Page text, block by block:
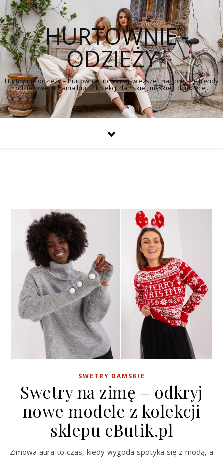
HURTOWNIE
ODZIEŻY
Hurtownie odzieży – hurtownia ubrań najświeższe i najgorętsze trendy
odzieżowe, ubrania hurt z kolekcji damskiej, męskiej i dziecięcej.
SWETRY DAMSKIE
Swetry na zimę – odkryj
nowe modele z kolekcji
sklepu eButik.pl
Zimowa aura to czas, kiedy wygoda spotyka się z modą, a